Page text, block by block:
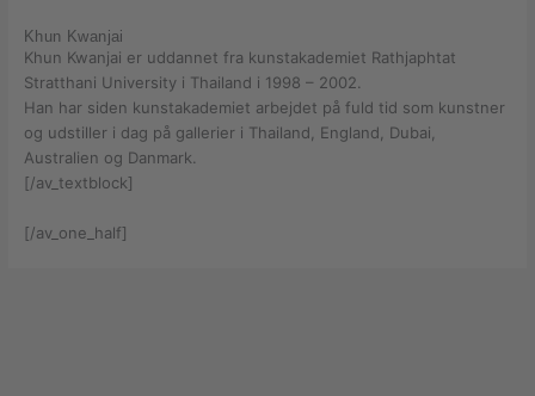
Khun Kwanjai
Khun Kwanjai er uddannet fra kunstakademiet Rathjaphtat
Stratthani University i Thailand i 1998 – 2002.
Han har siden kunstakademiet arbejdet på fuld tid som kunstner
og udstiller i dag på gallerier i Thailand, England, Dubai,
Australien og Danmark.
[/av_textblock]
[/av_one_half]